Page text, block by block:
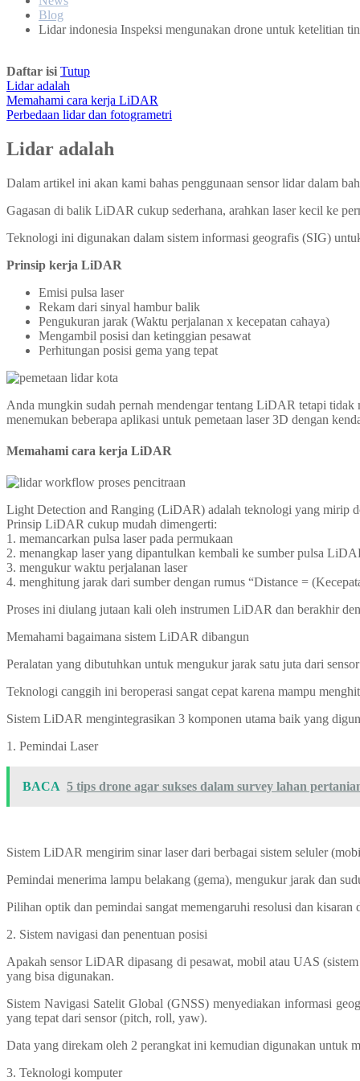
Blog
Lidar indonesia Inspeksi mengunakan drone untuk ketelitian
Daftar isi Tutup
Lidar adalah
Memahami cara kerja LiDAR
Perbedaan lidar dan fotogrametri
Lidar adalah
Dalam artikel ini akan kami bahas penggunaan sensor lidar dalam
Gagasan di balik LiDAR cukup sederhana, arahkan laser kecil ke
Teknologi ini digunakan dalam sistem informasi geografis (SIG)
Prinsip kerja LiDAR
Emisi pulsa laser
Rekam dari sinyal hambur balik
Pengukuran jarak (Waktu perjalanan x kecepatan cahaya)
Mengambil posisi dan ketinggian pesawat
Perhitungan posisi gema yang tepat
Anda mungkin sudah pernah mendengar tentang LiDAR tetapi
menemukan beberapa aplikasi untuk pemetaan laser 3D dengan
Memahami cara kerja LiDAR
Light Detection and Ranging (LiDAR) adalah teknologi yang mirip
Prinsip LiDAR cukup mudah dimengerti:
1. memancarkan pulsa laser pada permukaan
2. menangkap laser yang dipantulkan kembali ke sumber pulsa
3. mengukur waktu perjalanan laser
4. menghitung jarak dari sumber dengan rumus “Distance =
Proses ini diulang jutaan kali oleh instrumen LiDAR dan berakhir
Memahami bagaimana sistem LiDAR dibangun
Peralatan yang dibutuhkan untuk mengukur jarak satu juta dari
Teknologi canggih ini beroperasi sangat cepat karena mampu
Sistem LiDAR mengintegrasikan 3 komponen utama baik yang
1. Pemindai Laser
BACA 5 tips drone agar sukses dalam survey lahan
Sistem LiDAR mengirim sinar laser dari berbagai sistem seluler
Pemindai menerima lampu belakang (gema), mengukur jarak dan
Pilihan optik dan pemindai sangat memengaruhi resolusi dan
2. Sistem navigasi dan penentuan posisi
Apakah sensor LiDAR dipasang di pesawat, mobil atau UAS
yang bisa digunakan.
Sistem Navigasi Satelit Global (GNSS) menyediakan informasi
yang tepat dari sensor (pitch, roll, yaw).
Data yang direkam oleh 2 perangkat ini kemudian digunakan untuk
3. Teknologi komputer